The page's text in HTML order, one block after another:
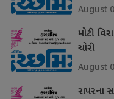
August
મોટી
ચોરી
August
રાપરના